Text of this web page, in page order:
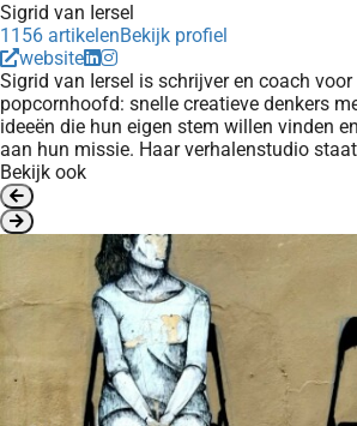
Sigrid van Iersel
1156 artikelenBekijk profiel
website
Sigrid van Iersel is schrijver en coach
popcornhoofd: snelle creatieve denkers
ideeën die hun eigen stem willen vinden
aan hun missie. Haar verhalenstudio
Bekijk ook